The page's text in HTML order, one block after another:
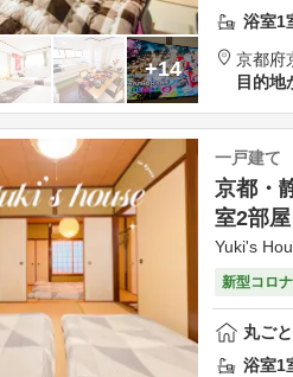
+14
浴室1
京都府
目的地
一戸建て
京都・
室2部
Yuki's
新型コロ
丸ご
浴室1